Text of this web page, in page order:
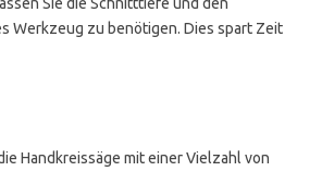
Werkzeug zu benötigen. Dies spart Zeit
Handkreissäge mit einer Vielzahl von